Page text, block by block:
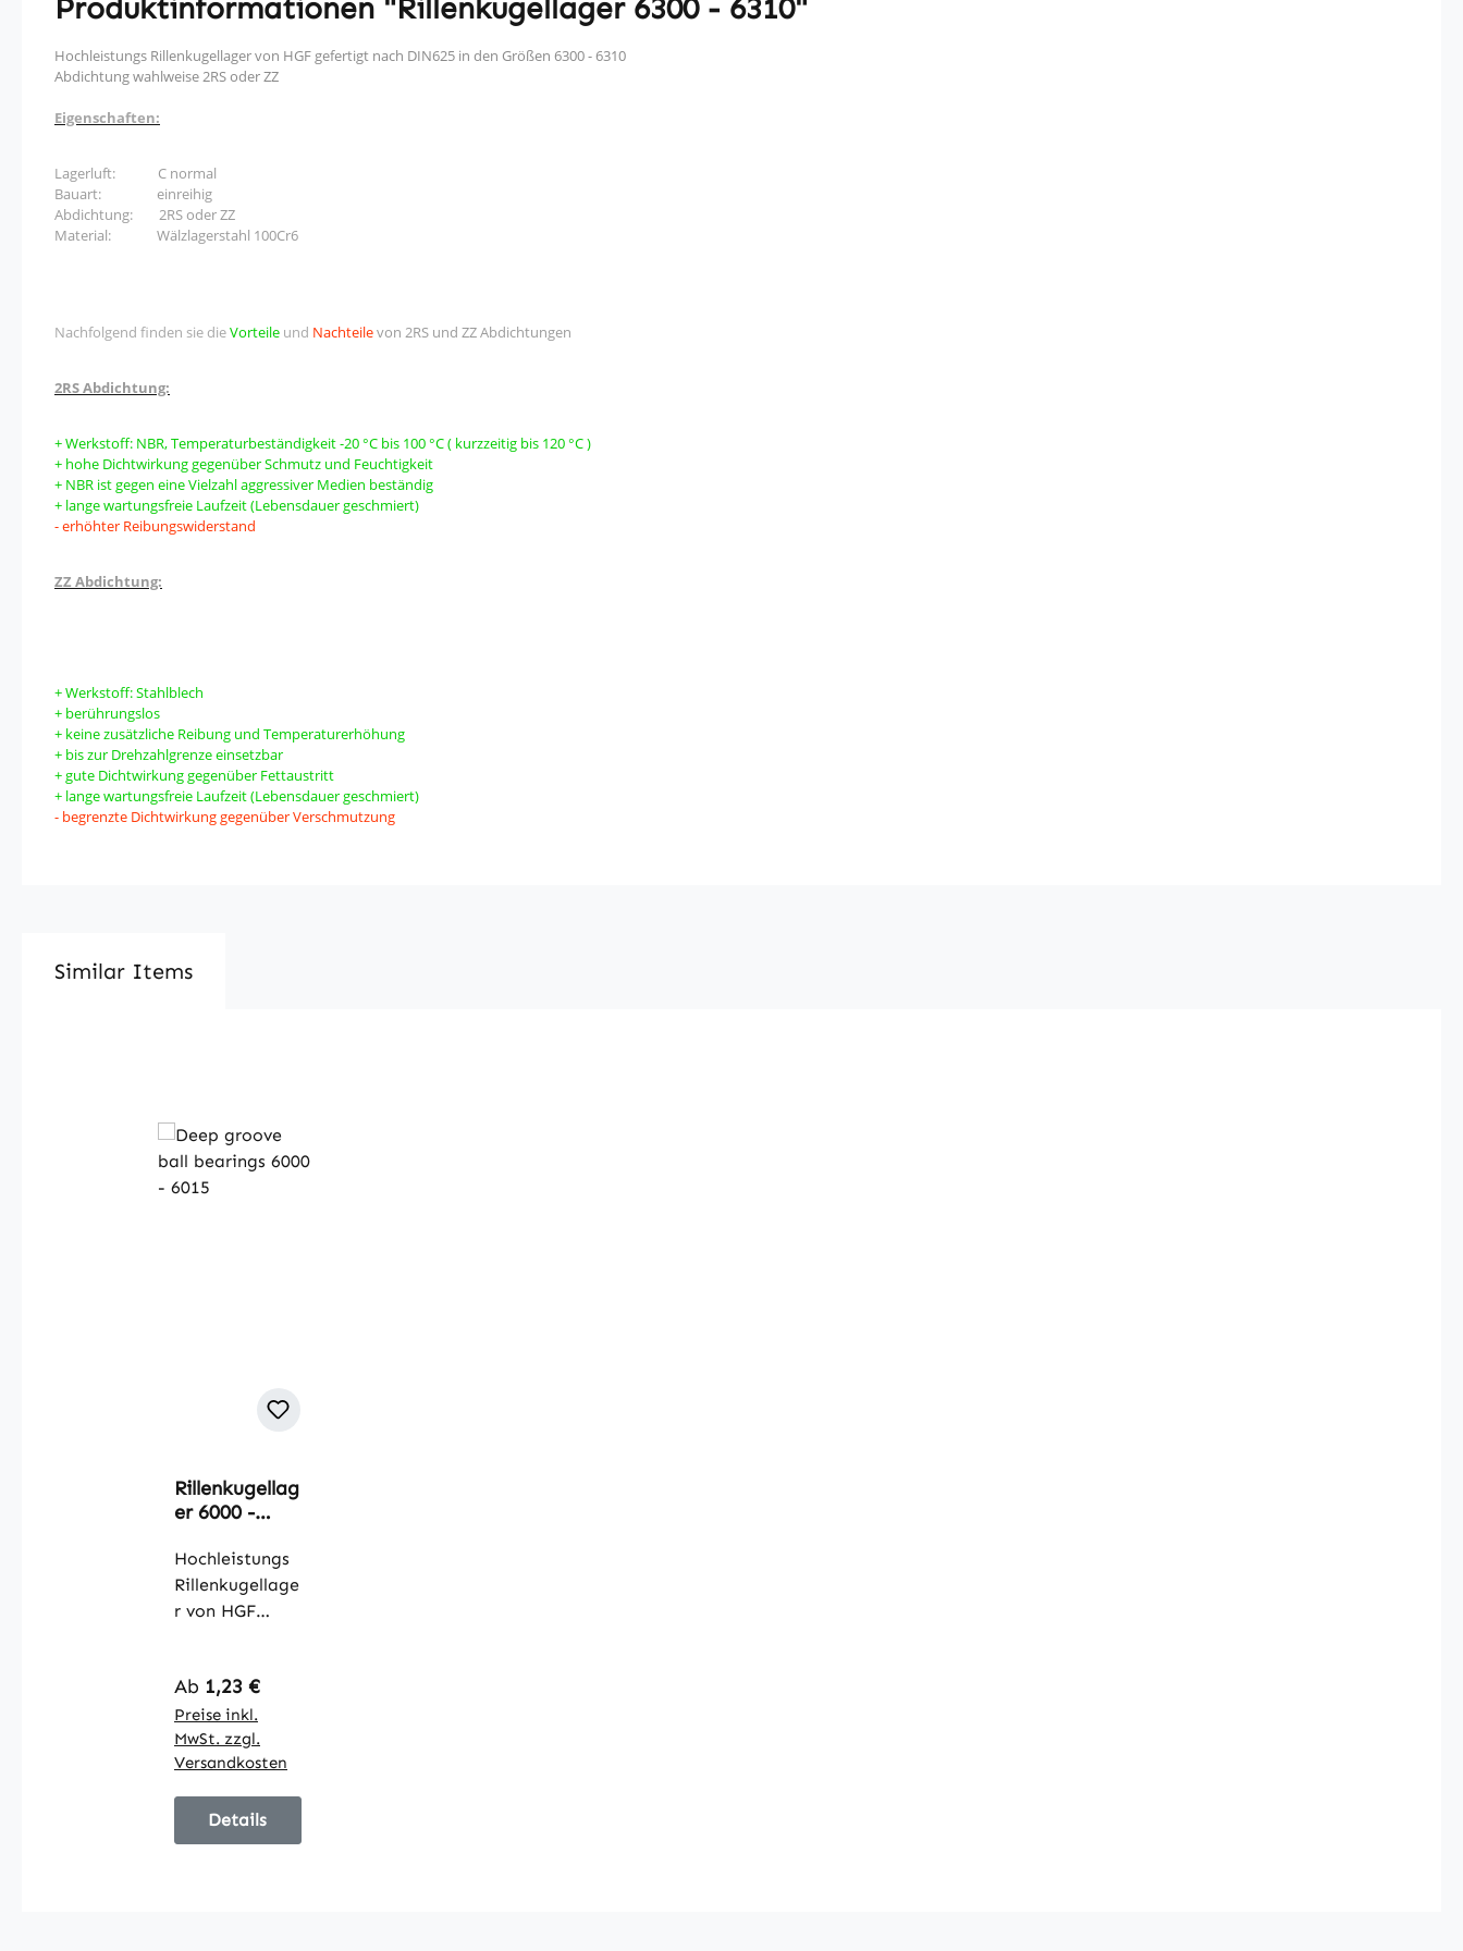
Produktinformationen "Rillenkugellager 6300 - 6310"
Hochleistungs Rillenkugellager von HGF gefertigt nach DIN625 in den Größen 6300 - 6310
Abdichtung wahlweise 2RS oder ZZ
Eigenschaften:
Lagerluft: C normal
Bauart: einreihig
Abdichtung: 2RS oder ZZ
Material: Wälzlagerstahl 100Cr6
Nachfolgend finden sie dieVorteile und Nachteilevon 2RS und ZZ Abdichtungen
2RS Abdichtung:
+ Werkstoff: NBR, Temperaturbeständigkeit -20 °C bis 100 °C ( kurzzeitig bis 120 °C )
+ hohe Dichtwirkung gegenüber Schmutz und Feuchtigkeit
+ NBR ist gegen eine Vielzahl aggressiver Medien beständig
+ lange wartungsfreie Laufzeit (Lebensdauer geschmiert)
- erhöhter Reibungswiderstand
ZZ Abdichtung:
+ Werkstoff: Stahlblech
+ berührungslos
+ keine zusätzliche Reibung und Temperaturerhöhung
+ bis zur Drehzahlgrenze einsetzbar
+ gute Dichtwirkung gegenüber Fettaustritt
+ lange wartungsfreie Laufzeit (Lebensdauer geschmiert)
- begrenzte Dichtwirkung gegenüber Verschmutzung
Similar Items
Rillenkugellag
er 6000 -
Hochleistungs
Rillenkugellage
r von HGF
Größen 6000 -
6015
Abdichtung
wahlweise 2RS
oder ZZ
Eigenschaften:
Lagerluft:
Regulärer Preis:
Ab 1,23 €
Preise inkl.
MwSt. zzgl.
Versandkosten
Details